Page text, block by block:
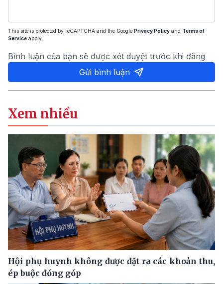
This site is protected by reCAPTCHA and the Google Privacy Policy and Terms of
Service apply.
Bình luận của bạn sẽ được xét duyệt trước khi đăng
Gửi bình luận
Xem nhiều
Hội phụ huynh không được đặt ra các khoản thu,
ép buộc đóng góp